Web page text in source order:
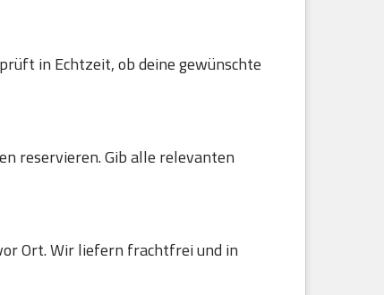
in Echtzeit, ob deine gewünschte
reservieren. Gib alle relevanten
Ort. Wir liefern frachtfrei und in